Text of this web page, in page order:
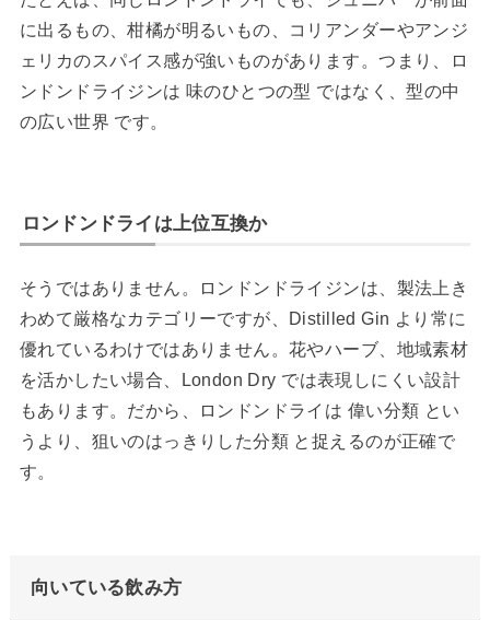
に出るもの、柑橘が明るいもの、コリアンダーやアンジ
ェリカのスパイス感が強いものがあります。つまり、ロ
ンドンドライジンは 味のひとつの型 ではなく、型の中
の広い世界 です。
ロンドンドライは上位互換か
そうではありません。ロンドンドライジンは、製法上き
わめて厳格なカテゴリーですが、Distilled Gin より常に
優れているわけではありません。花やハーブ、地域素材
を活かしたい場合、London Dry では表現しにくい設計
もあります。だから、ロンドンドライは 偉い分類 とい
うより、狙いのはっきりした分類 と捉えるのが正確で
す。
向いている飲み方